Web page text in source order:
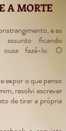
A MORTE
e as
ficando
ousa fazê-lo. O
expor o que penso
resolvi escrever
de tirar a própria